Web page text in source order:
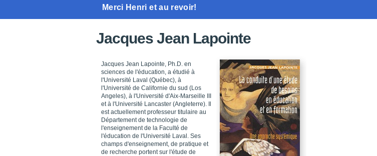
Merci Henri et au revoir!
Jacques Jean Lapointe
Jacques Jean Lapointe, Ph.D. en
sciences de l'éducation, a étudié à
l'Université Laval (Québec), à
l'Université de Californie du sud (Los
Angeles), à l'Université d'Aix-Marseille III
et à l'Université Lancaster (Angleterre). Il
est actuellement professeur titulaire au
Département de technologie de
l'enseignement de la Faculté de
l'éducation de l'Université Laval. Ses
champs d'enseignement, de pratique et
de recherche portent sur l'étude de